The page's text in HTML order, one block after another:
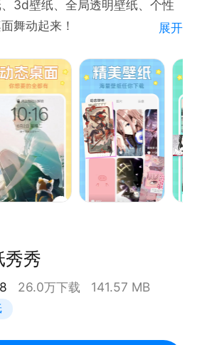
者断开连接。
、3d壁纸、全局透明壁纸、个性
舞动起来！
主题，轻松一键设置！
透明主题、动态壁纸DIY…诸多
舞动起来。
做成动态壁纸，简单操作即可制作
。
网超火超流行的短视频，娱乐明
名胜、卡通动漫人物、情侣壁
多多，福利多多，给你更多的选
展开
秀秀
26.0万下载 141.57 MB